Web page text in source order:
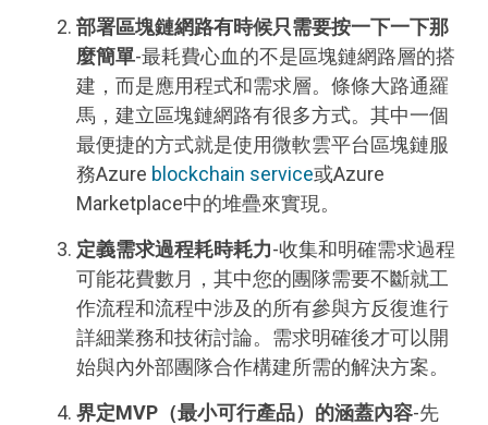
部署區塊鏈網路有時候只需要按一下一下那
麼簡單-最耗費心血的不是區塊鏈網路層的搭
建，而是應用程式和需求層。條條大路通羅
馬，建立區塊鏈網路有很多方式。其中一個
最便捷的方式就是使用微軟雲平台區塊鏈服
務Azure blockchain service或Azure
Marketplace中的堆疊來實現。
定義需求過程耗時耗力-收集和明確需求過程
可能花費數月，其中您的團隊需要不斷就工
作流程和流程中涉及的所有參與方反復進行
詳細業務和技術討論。需求明確後才可以開
始與內外部團隊合作構建所需的解決方案。
界定MVP （最小可行產品）的涵蓋內容-先